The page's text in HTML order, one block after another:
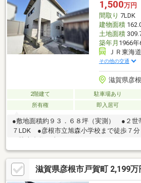
収納、シャッター雨戸、オール電化、床暖房
1,500万円
間取り 7LDK
建物面積
土地面積
築年月 1966
ＪＲ東海
その他の交通
滋賀県彦
2階建て 駐車場あり
所有権
即入居可
●敷地面積約９３．６８坪（実測） ●２世
７LDK ●彦根市立旭森小学校まで徒歩７
徒歩５分■駐車１０台可能（駐車台数は車
積計３３７．１７㎡を売主にて分筆し、実
が売買対象となります。■設備：公営水道
排水-個別浄化槽
滋賀県彦根市戸賀町 2,199万